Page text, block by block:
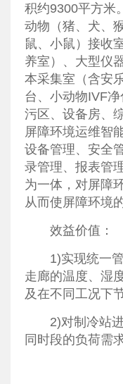
积约9300平方米
动物（猪、犬、
鼠、小鼠）接收
养室）、大型仪
本采集室（含安
台、小动物IVF
污区、设备房、
屏障环境运维智
设备管理、安全
录管理、报表管
为一体，对屏障
从而使屏障环境
效益价值：
1)实现统一管
走廊的温度、湿
及在不同工况下
2)对制冷站进
同时段的负荷需